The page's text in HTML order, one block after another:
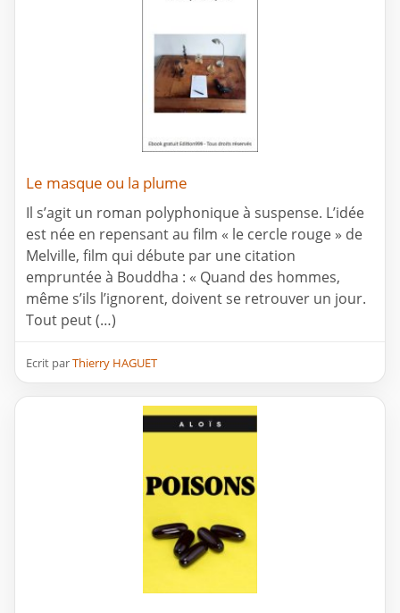
Le masque ou la plume
Il s’agit un roman polyphonique à suspense. L’idée
est née en repensant au film « le cercle rouge » de
Melville, film qui débute par une citation
empruntée à Bouddha : « Quand des hommes,
même s’ils l’ignorent, doivent se retrouver un jour.
Tout peut (…)
Ecrit parThierry HAGUET